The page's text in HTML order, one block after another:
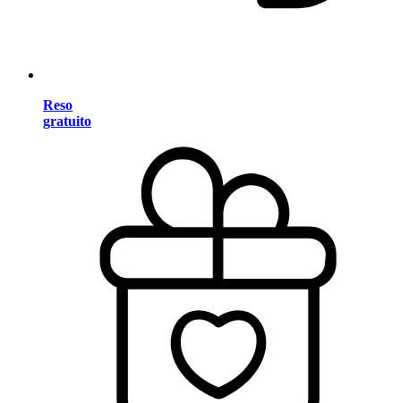
Reso
gratuito